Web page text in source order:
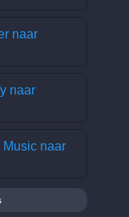
naar
naar
Music naar